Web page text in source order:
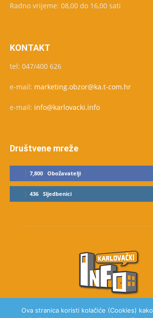
Radno vrijeme: 08,00 do 16,00 sati
KONTAKT
tel: 047/400 626
e-mail: marketing.obzor@ka.t-com.hr
e-mail: info@karlovacki.info
Društvene mreže
7,800 Obožavatelji
436 Sljedbenici
Ova stranica koristi kolačiće (Cookies)